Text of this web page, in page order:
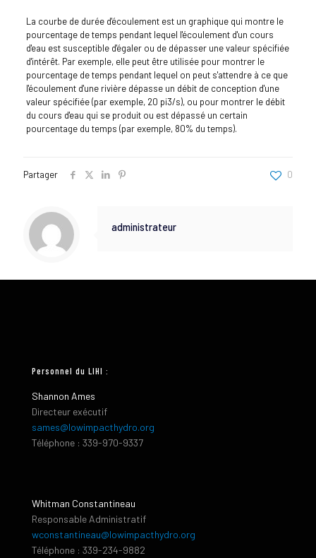
La courbe de durée d'écoulement est un graphique qui montre le
pourcentage de temps pendant lequel l'écoulement d'un cours
d'eau est susceptible d'égaler ou de dépasser une valeur spécifiée
d'intérêt. Par exemple, elle peut être utilisée pour montrer le
pourcentage de temps pendant lequel on peut s'attendre à ce que
l'écoulement d'une rivière dépasse un débit de conception d'une
valeur spécifiée (par exemple, 20 pi3/s), ou pour montrer le débit
du cours d'eau qui se produit ou est dépassé un certain
pourcentage du temps (par exemple, 80% du temps).
Partager 0
administrateur
Personnel du LIHI :
Shannon Ames
Directeur exécutif
sames@lowimpacthydro.org
Téléphone : 339-970-9337
Whitman Constantineau
Responsable Administratif
wconstantineau@lowimpacthydro.org
Téléphone : 339-234-9882